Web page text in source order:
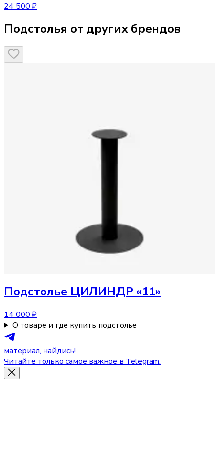
24 500 ₽
Подстолья от других брендов
Подстолье ЦИЛИНДР «11»
14 000 ₽
О товаре и где купить подстолье
материал, найдись!
Читайте только самое важное в Telegram.